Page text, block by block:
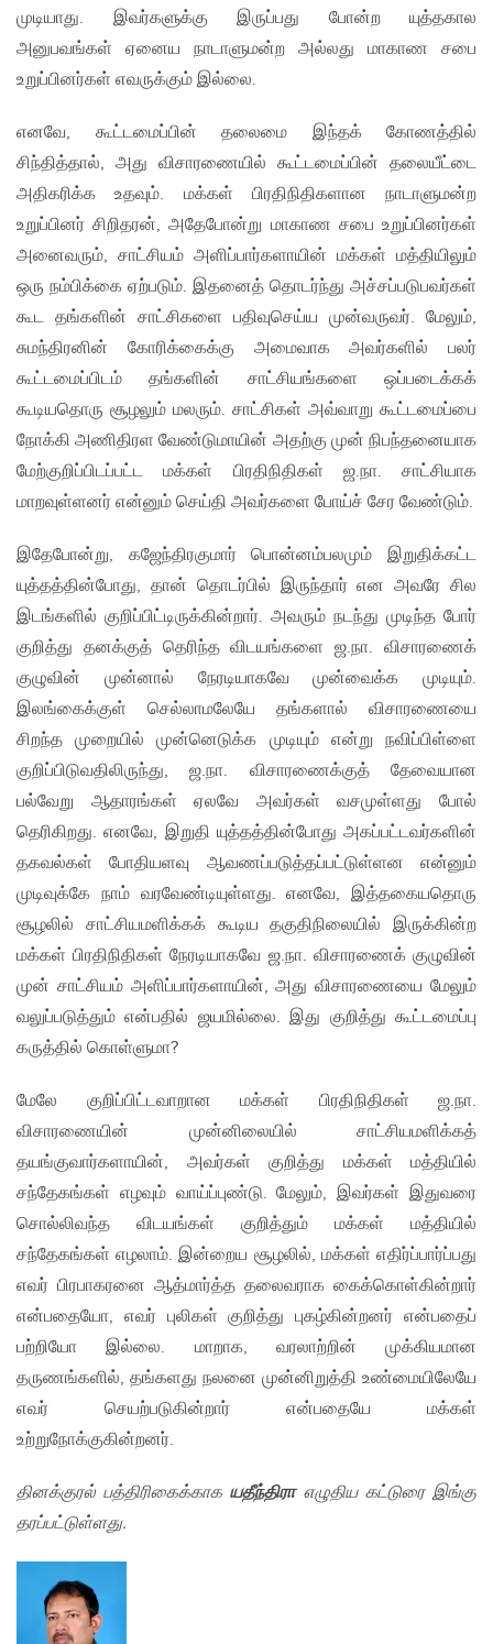
முடியாது. இவர்களுக்கு இருப்பது போன்ற யுத்தகால
அனுபவங்கள் ஏனைய நாடாளுமன்ற அல்லது மாகாண சபை
உறுப்பினர்கள் எவருக்கும் இல்லை.
எனவே, கூட்டமைப்பின் தலைமை இந்தக் கோணத்தில்
சிந்தித்தால், அது விசாரணையில் கூட்டமைப்பின் தலையீட்டை
அதிகரிக்க உதவும். மக்கள் பிரதிநிதிகளான நாடாளுமன்ற
உறுப்பினர் சிறிதரன், அதேபோன்று மாகாண சபை உறுப்பினர்கள்
அனைவரும், சாட்சியம் அளிப்பார்களாயின் மக்கள் மத்தியிலும்
ஒரு நம்பிக்கை ஏற்படும். இதனைத் தொடர்ந்து அச்சப்படுபவர்கள்
கூட தங்களின் சாட்சிகளை பதிவுசெய்ய முன்வருவர். மேலும்,
சுமந்திரனின் கோரிக்கைக்கு அமைவாக அவர்களில் பலர்
கூட்டமைப்பிடம் தங்களின் சாட்சியங்களை ஒப்படைக்கக்
கூடியதொரு சூழலும் மலரும். சாட்சிகள் அவ்வாறு கூட்டமைப்பை
நோக்கி அணிதிரள வேண்டுமாயின் அதற்கு முன் நிபந்தனையாக
மேற்குறிப்பிடப்பட்ட மக்கள் பிரதிநிதிகள் ஜ.நா. சாட்சியாக
மாறவுள்ளனர் என்னும் செய்தி அவர்களை போய்ச் சேர வேண்டும்.
இதேபோன்று, கஜேந்திரகுமார் பொன்னம்பலமும் இறுதிக்கட்ட
யுத்தத்தின்போது, தான் தொடர்பில் இருந்தார் என அவரே சில
இடங்களில் குறிப்பிட்டிருக்கின்றார். அவரும் நடந்து முடிந்த போர்
குறித்து தனக்குத் தெரிந்த விடயங்களை ஜ.நா. விசாரணைக்
குழுவின் முன்னால் நேரடியாகவே முன்வைக்க முடியும்.
இலங்கைக்குள் செல்லாமலேயே தங்களால் விசாரணையை
சிறந்த முறையில் முன்னெடுக்க முடியும் என்று நவிப்பிள்ளை
குறிப்பிடுவதிலிருந்து, ஜ.நா. விசாரணைக்குத் தேவையான
பல்வேறு ஆதாரங்கள் ஏலவே அவர்கள் வசமுள்ளது போல்
தெரிகிறது. எனவே, இறுதி யுத்தத்தின்போது அகப்பட்டவர்களின்
தகவல்கள் போதியளவு ஆவணப்படுத்தப்பட்டுள்ளன என்னும்
முடிவுக்கே நாம் வரவேண்டியுள்ளது. எனவே, இத்தகையதொரு
சூழலில் சாட்சியமளிக்கக் கூடிய தகுதிநிலையில் இருக்கின்ற
மக்கள் பிரதிநிதிகள் நேரடியாகவே ஜ.நா. விசாரணைக் குழுவின்
முன் சாட்சியம் அளிப்பார்களாயின், அது விசாரணையை மேலும்
வலுப்படுத்தும் என்பதில் ஜயமில்லை. இது குறித்து கூட்டமைப்பு
கருத்தில் கொள்ளுமா?
மேலே குறிப்பிட்டவாறான மக்கள் பிரதிநிதிகள் ஜ.நா.
விசாரணையின் முன்னிலையில் சாட்சியமளிக்கத்
தயங்குவார்களாயின், அவர்கள் குறித்து மக்கள் மத்தியில்
சந்தேகங்கள் எழவும் வாய்ப்புண்டு. மேலும், இவர்கள் இதுவரை
சொல்லிவந்த விடயங்கள் குறித்தும் மக்கள் மத்தியில்
சந்தேகங்கள் எழலாம். இன்றைய சூழலில், மக்கள் எதிர்ப்பார்ப்பது
எவர் பிரபாகரனை ஆத்மார்த்த தலைவராக கைக்கொள்கின்றார்
என்பதையோ, எவர் புலிகள் குறித்து புகழ்கின்றனர் என்பதைப்
பற்றியோ இல்லை. மாறாக, வரலாற்றின் முக்கியமான
தருணங்களில், தங்களது நலனை முன்னிறுத்தி உண்மையிலேயே
எவர் செயற்படுகின்றார் என்பதையே மக்கள்
உற்றுநோக்குகின்றனர்.
தினக்குரல் பத்திரிகைக்காகயதீந்திராஎழுதிய கட்டுரை இங்கு
தரப்பட்டுள்ளது.